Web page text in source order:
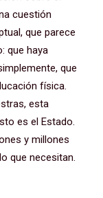
cuestión
que parece
que haya
que
física.
esta
es el Estado.
y millones
que necesitan.